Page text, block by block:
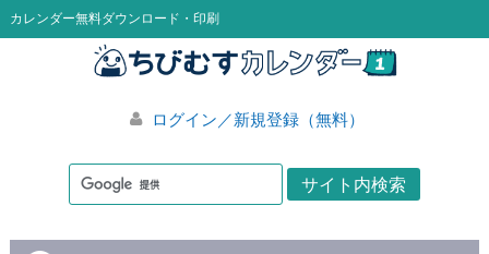
カレンダー無料ダウンロード・印刷
ログイン／新規登録（無料）